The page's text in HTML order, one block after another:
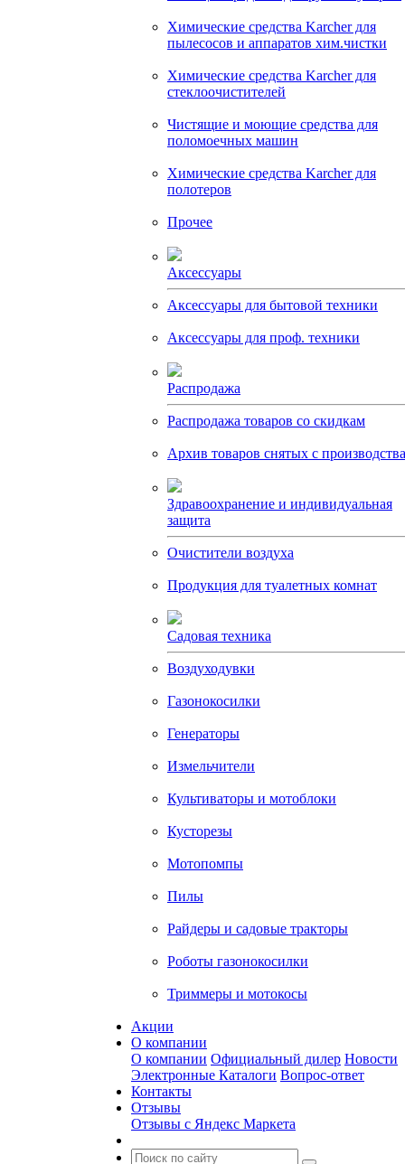
Химические средства Karcher для
пылесосов и аппаратов хим.чистки
Химические средства Karcher для
стеклоочистителей
Чистящие и моющие средства для
поломоечных машин
Химические средства Karcher для
полотеров
Прочее
Аксессуары
Аксессуары для бытовой техники
Аксессуары для проф. техники
Распродажа
Распродажа товаров со скидкам
Архив товаров снятых с производства
Здравоохранение и индивидуальная
защита
Очистители воздуха
Продукция для туалетных комнат
Садовая техника
Воздуходувки
Газонокосилки
Генераторы
Измельчители
Культиваторы и мотоблоки
Кусторезы
Мотопомпы
Пилы
Райдеры и садовые тракторы
Роботы газонокосилки
Триммеры и мотокосы
Акции
О компании
О компании Официальный дилер Новости
Электронные Каталоги Вопрос-ответ
Контакты
Отзывы
Отзывы с Яндекс Маркета